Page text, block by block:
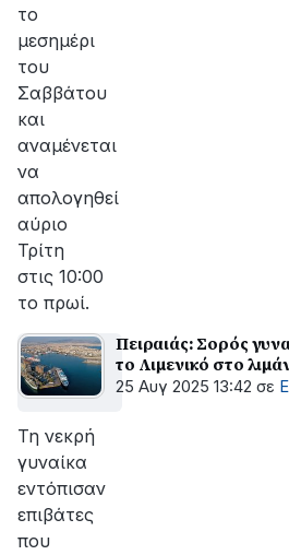
το
μεσημέρι
του
Σαββάτου
και
αναμένεται
να
απολογηθεί
αύριο
Τρίτη
στις 10:00
το πρωί.
Πειραιάς: Σορός
το Λιμενικό στο
25 Αυγ 2025 13:42 σε
Τη νεκρή
γυναίκα
εντόπισαν
επιβάτες
που